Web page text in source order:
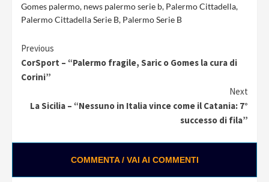
Gomes palermo, news palermo serie b, Palermo Cittadella,
Palermo Cittadella Serie B, Palermo Serie B
Continue
Reading
Previous
CorSport – “Palermo fragile, Saric o Gomes la cura di
Corini”
Next
La Sicilia – “Nessuno in Italia vince come il Catania: 7°
successo di fila”
COMMENTA / VAI AI COMMENTI